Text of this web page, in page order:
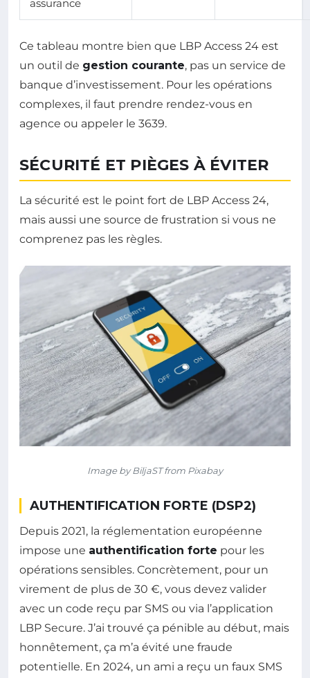
assurance
Ce tableau montre bien que LBP Access 24 est
un outil de gestion courante, pas un service de
banque d’investissement. Pour les opérations
complexes, il faut prendre rendez-vous en
agence ou appeler le 3639.
SÉCURITÉ ET PIÈGES À ÉVITER
La sécurité est le point fort de LBP Access 24,
mais aussi une source de frustration si vous ne
comprenez pas les règles.
Image by BiljaST from Pixabay
AUTHENTIFICATION FORTE (DSP2)
Depuis 2021, la réglementation européenne
impose une authentification forte pour les
opérations sensibles. Concrètement, pour un
virement de plus de 30 €, vous devez valider
avec un code reçu par SMS ou via l’application
LBP Secure. J’ai trouvé ça pénible au début, mais
honnêtement, ça m’a évité une fraude
potentielle. En 2024, un ami a reçu un faux SMS